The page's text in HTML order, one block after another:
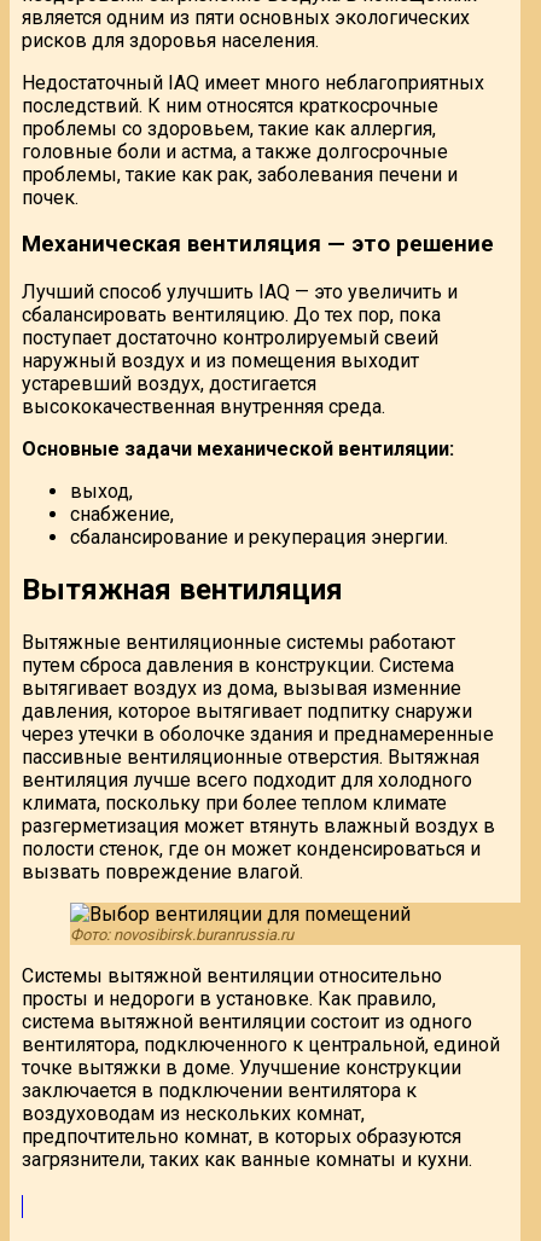
является одним из пяти основных экологических
рисков для здоровья населения.
Недостаточный IAQ имеет много неблагоприятных
последствий. К ним относятся краткосрочные
проблемы со здоровьем, такие как аллергия,
головные боли и астма, а также долгосрочные
проблемы, такие как рак, заболевания печени и
почек.
Механическая вентиляция — это решение
Лучший способ улучшить IAQ — это увеличить и
сбалансировать вентиляцию. До тех пор, пока
поступает достаточно контролируемый свеий
наружный воздух и из помещения выходит
устаревший воздух, достигается
высококачественная внутренняя среда.
Основные задачи механической вентиляции:
выход,
снабжение,
сбалансирование и рекуперация энергии.
Вытяжная вентиляция
Вытяжные вентиляционные системы работают
путем сброса давления в конструкции. Система
вытягивает воздух из дома, вызывая изменние
давления, которое вытягивает подпитку снаружи
через утечки в оболочке здания и преднамеренные
пассивные вентиляционные отверстия. Вытяжная
вентиляция лучше всего подходит для холодного
климата, поскольку при более теплом климате
разгерметизация может втянуть влажный воздух в
полости стенок, где он может конденсироваться и
вызвать повреждение влагой.
Фото: novosibirsk.buranrussia.ru
Системы вытяжной вентиляции относительно
просты и недороги в установке. Как правило,
система вытяжной вентиляции состоит из одного
вентилятора, подключенного к центральной, единой
точке вытяжки в доме. Улучшение конструкции
заключается в подключении вентилятора к
воздуховодам из нескольких комнат,
предпочтительно комнат, в которых образуются
загрязнители, таких как ванные комнаты и кухни.